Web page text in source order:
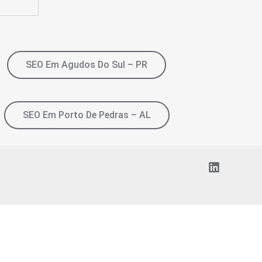
SEO Em Agudos Do Sul – PR
SEO Em Porto De Pedras – AL